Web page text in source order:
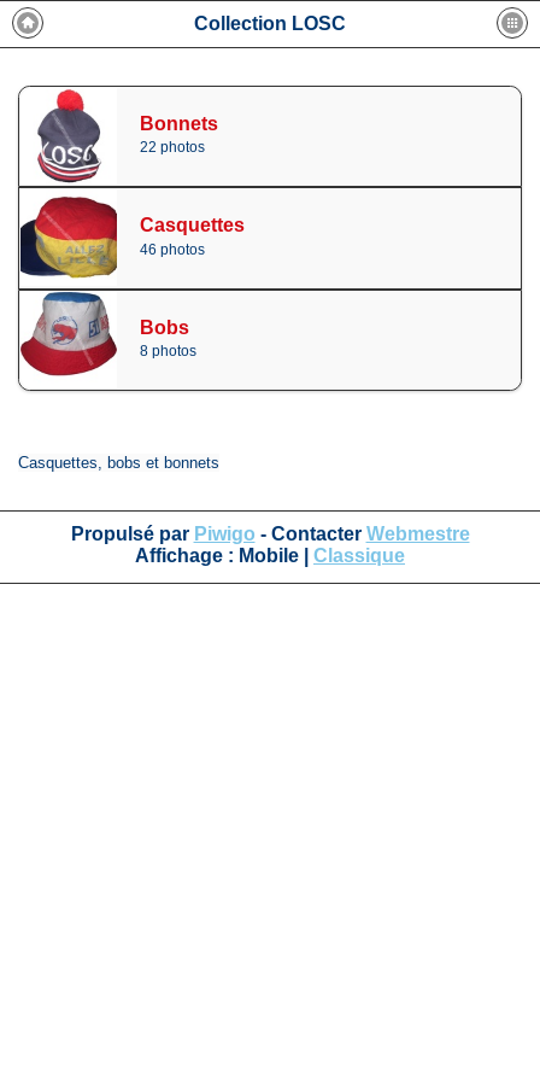
Collection LOSC
Bonnets
22 photos
Casquettes
46 photos
Bobs
8 photos
Casquettes, bobs et bonnets
Propulsé par Piwigo - Contacter Webmestre
Affichage : Mobile Classique